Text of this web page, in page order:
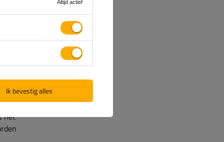
het
Altijd actief
Ik bevestig alles